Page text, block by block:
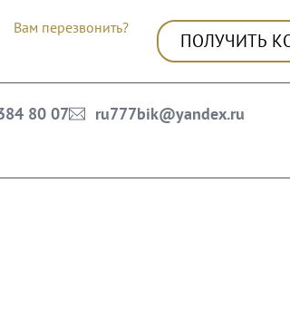
Вам перезвонить?
ПОЛУЧИТЬ
80 07 ru777bik@yandex.ru